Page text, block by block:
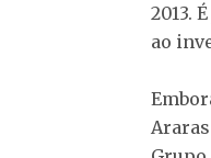
2013.
ao